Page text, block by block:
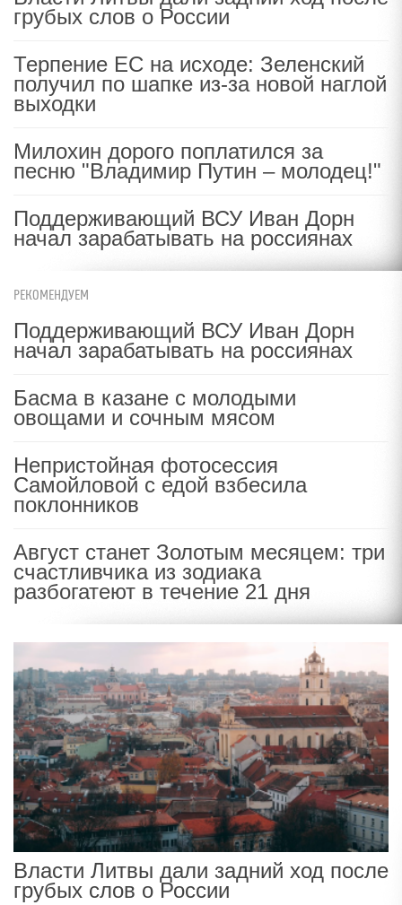
грубых слов о России
Терпение ЕС на исходе: Зеленский
получил по шапке из-за новой наглой
выходки
Милохин дорого поплатился за
песню "Владимир Путин – молодец!"
Поддерживающий ВСУ Иван Дорн
начал зарабатывать на россиянах
РЕКОМЕНДУЕМ
Поддерживающий ВСУ Иван Дорн
начал зарабатывать на россиянах
Басма в казане с молодыми
овощами и сочным мясом
Непристойная фотосессия
Самойловой с едой взбесила
поклонников
Август станет Золотым месяцем: три
счастливчика из зодиака
разбогатеют в течение 21 дня
Власти Литвы дали задний ход после
грубых слов о России